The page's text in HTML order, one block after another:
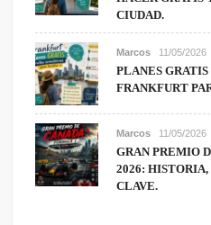
CIUDAD.
Marcos 11/05/2026
PLANES
FRANKFURT
Marcos 11/05/2026
GRAN PREMIO
2026:
CLAVE.